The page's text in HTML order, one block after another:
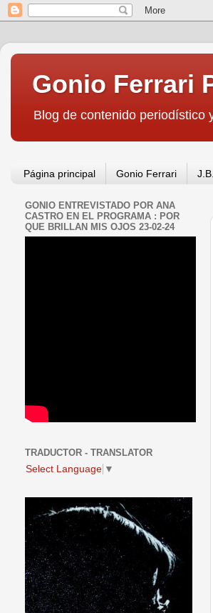
Gonio Ferrari
Blog de contenido periodístico
Página principal Gonio Ferrari
GONIO ENTREVISTADO POR ANA
CASTRO EN EL PROGRAMA : POR
QUE BRILLAN MIS OJOS 23-02-24
TRADUCTOR - TRANSLATOR
Select Language ▼